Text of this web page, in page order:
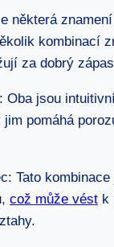
některá
kombinací
za⁢ dobrý
Oba ⁣jsou
jim pomáhá
Tato
což může vést k